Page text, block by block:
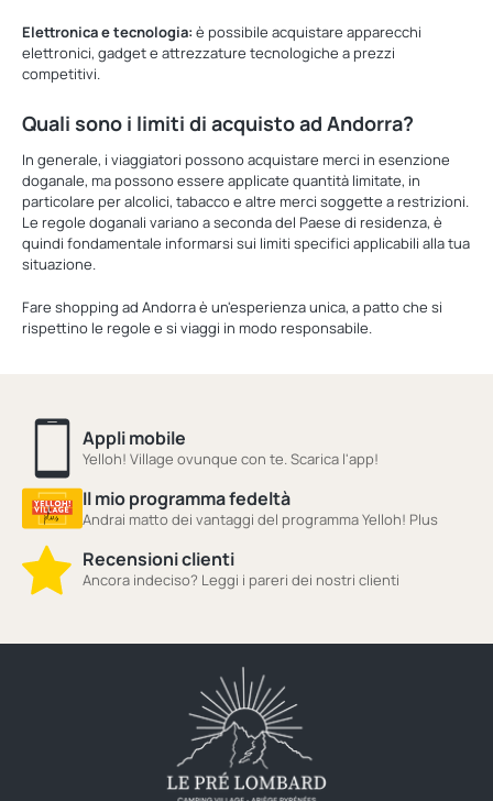
Elettronica e tecnologia: è possibile acquistare apparecchi
elettronici, gadget e attrezzature tecnologiche a prezzi
competitivi.
Quali sono i limiti di acquisto ad Andorra?
In generale, i viaggiatori possono acquistare merci in esenzione
doganale, ma possono essere applicate quantità limitate, in
particolare per alcolici, tabacco e altre merci soggette a restrizioni.
Le regole doganali variano a seconda del Paese di residenza, è
quindi fondamentale informarsi sui limiti specifici applicabili alla tua
situazione.
Fare shopping ad Andorra è un'esperienza unica, a patto che si
rispettino le regole e si viaggi in modo responsabile.
Appli mobile
Yelloh! Village ovunque con te. Scarica l'app!
Il mio programma fedeltà
Andrai matto dei vantaggi del programma Yelloh! Plus
Recensioni clienti
Ancora indeciso? Leggi i pareri dei nostri clienti